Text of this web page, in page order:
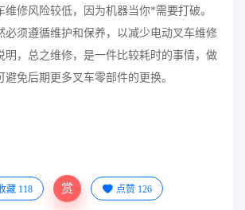
维修风险较低，因为机器当你*需要打破。
必须遵循维护和保养，以减少电动叉车维修
明，总之维修，是一件比较耗时的事情，做
免后期更多叉车零部件的更换。
藏 118 赏 点赞 126